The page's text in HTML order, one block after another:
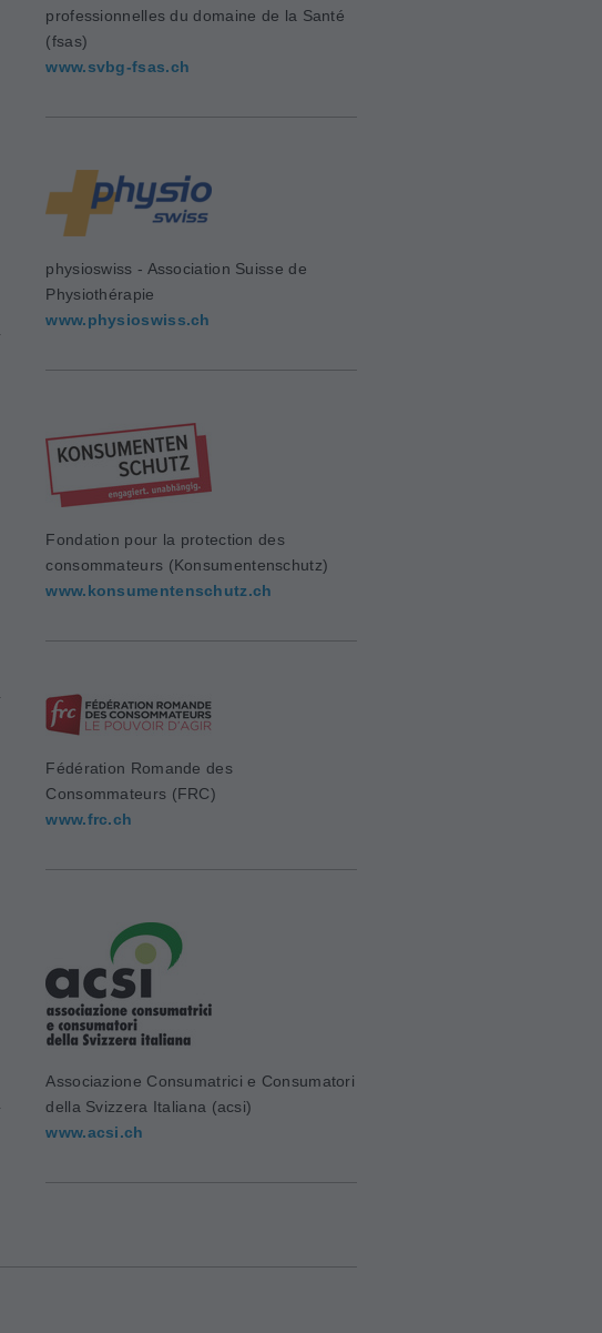
professionnelles du domaine de la Santé
(fsas)
www.svbg-fsas.ch
physioswiss - Association Suisse de
Physiothérapie
www.physioswiss.ch
Fondation pour la protection des
consommateurs (Konsumentenschutz)
www.konsumentenschutz.ch
Fédération Romande des
Consommateurs (FRC)
www.frc.ch
Associazione Consumatrici e Consumatori
della Svizzera Italiana (acsi)
www.acsi.ch